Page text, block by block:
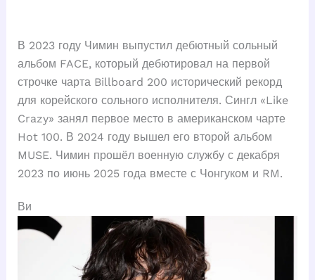
В 2023 году Чимин выпустил дебютный сольный
альбом FACE, который дебютировал на первой
строчке чарта Billboard 200 исторический рекорд
для корейского сольного исполнителя. Сингл «Like
Crazy» занял первое место в американском чарте
Hot 100. В 2024 году вышел его второй альбом
MUSE. Чимин прошёл военную службу с декабря
2023 по июнь 2025 года вместе с Чонгуком и RM.
Ви